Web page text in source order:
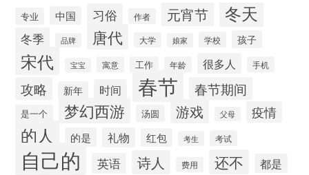
专业 中国 习俗 作者 元宵节 冬天
冬季 品牌 唐代 大学 娘家 学校 孩子
宋代 宝宝 寓意 工作 年龄 很多人 手机
攻略 新年 时间 春节 春节期间
是一个 梦幻西游 汤圆 游戏 父母 疫情
的人 的是 礼物 红包 考生 考试
自己的 英语 诗人 费用 还不 都是